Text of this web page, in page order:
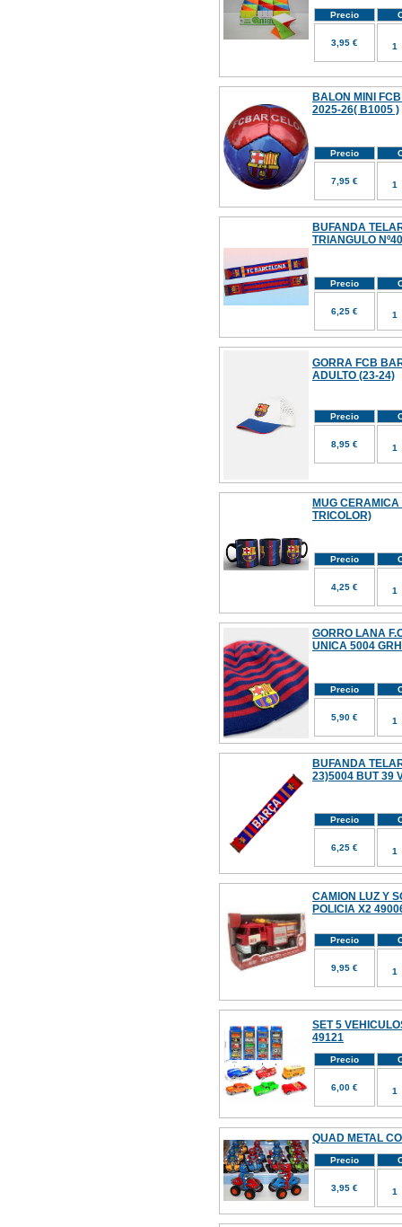
Precio
3,95 €
BALON MINI
2025-26( B1005 )
Precio
7,95 €
BUFANDA
TRIANGULO Nº40
Precio
6,25 €
GORRA FCB
ADULTO (23-24)
Precio
8,95 €
MUG
TRICOLOR)
Precio
4,25 €
GORRO LANA
UNICA 5004
Precio
5,90 €
BUFANDA
23)5004 BUT 39
Precio
6,25 €
CAMION LUZ Y
POLICIA X2
Precio
9,95 €
SET 5
49121
Precio
6,00 €
QUAD METAL
Precio
3,95 €